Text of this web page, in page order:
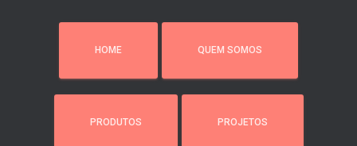
HOME QUEM SOMOS
PRODUTOS PROJETOS